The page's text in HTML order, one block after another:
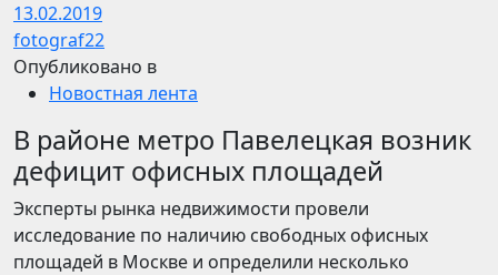
13.02.2019
fotograf22
Опубликовано в
Новостная лента
В районе метро Павелецкая возник
дефицит офисных площадей
Эксперты рынка недвижимости провели
исследование по наличию свободных офисных
площадей в Москве и определили несколько